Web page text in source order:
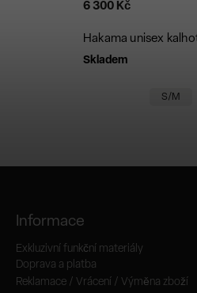
Hakama unisex
Skladem
6 300 Kč
S/M
Informace
Exkluzivní funkční materiály
Doprava a platba
Reklamace / Vrácení / Výměna zboží